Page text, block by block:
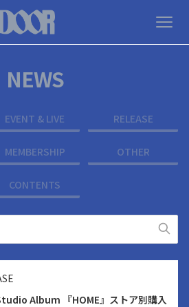
NEWS
EVENT & LIVE RELEASE
MEMBERSHIP OTHER
CONTENTS
Album 『HOME』ストア別購入